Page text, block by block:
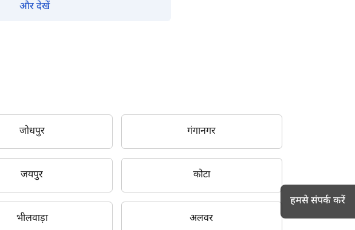
और देखें
जोधपुर गंगानगर
जयपुर कोटा
भीलवाड़ा अलवर
हमसे संपर्क करें
ओटीपी भेजें